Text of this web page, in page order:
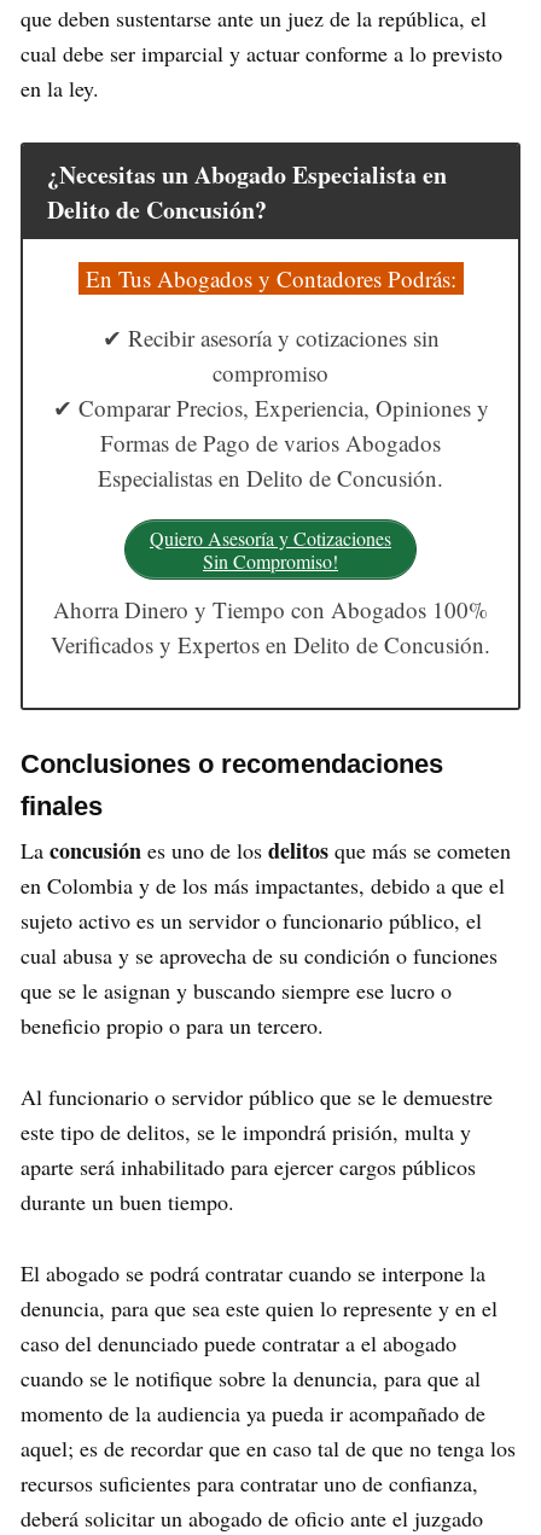
que deben sustentarse ante un juez de la república, el
cual debe ser imparcial y actuar conforme a lo previsto
en la ley.
¿Necesitas un Abogado Especialista en
Delito de Concusión?
En Tus Abogados y Contadores Podrás:
✔ Recibir asesoría y cotizaciones sin
compromiso
✔ Comparar Precios, Experiencia, Opiniones y
Formas de Pago de varios Abogados
Especialistas en Delito de Concusión.
Quiero Asesoría y Cotizaciones
Sin Compromiso!
Ahorra Dinero y Tiempo con Abogados 100%
Verificados y Expertos en Delito de Concusión.
Conclusiones o recomendaciones
finales
La concusión es uno de los delitos que más se cometen
en Colombia y de los más impactantes, debido a que el
sujeto activo es un servidor o funcionario público, el
cual abusa y se aprovecha de su condición o funciones
que se le asignan y buscando siempre ese lucro o
beneficio propio o para un tercero.
Al funcionario o servidor público que se le demuestre
este tipo de delitos, se le impondrá prisión, multa y
aparte será inhabilitado para ejercer cargos públicos
durante un buen tiempo.
El abogado se podrá contratar cuando se interpone la
denuncia, para que sea este quien lo represente y en el
caso del denunciado puede contratar a el abogado
cuando se le notifique sobre la denuncia, para que al
momento de la audiencia ya pueda ir acompañado de
aquel; es de recordar que en caso tal de que no tenga los
recursos suficientes para contratar uno de confianza,
deberá solicitar un abogado de oficio ante el juzgado